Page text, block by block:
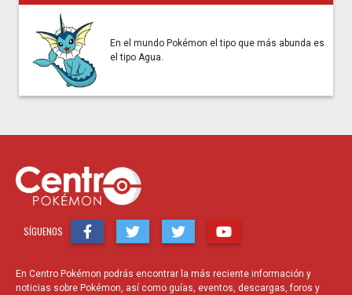
En el mundo Pokémon el tipo que más abunda es
el tipo Agua.
SÍGUENOS
En Centro Pokémon podrás encontrar la más reciente información y
noticias sobre Pokémon, así como guías, eventos, descargas, foros y